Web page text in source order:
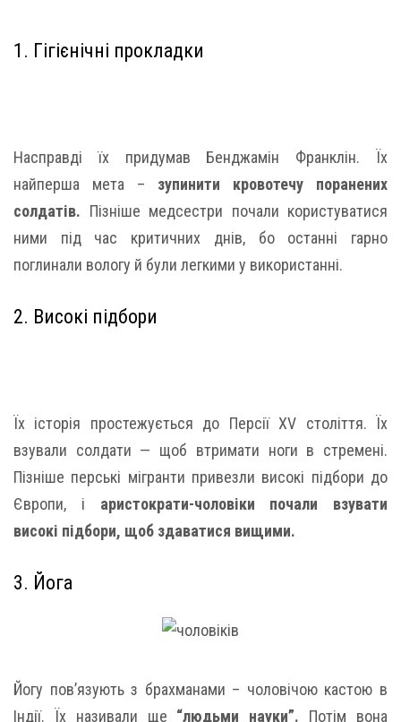
1. Гігієнічні прокладки
Насправді їх придумав Бенджамін Франклін. Їх
найперша мета – зупинити кровотечу поранених
солдатів. Пізніше медсестри почали користуватися
ними під час критичних днів, бо останні гарно
поглинали вологу й були легкими у використанні.
2. Високі підбори
Їх історія простежується до Персії XV століття. Їх
взували солдати — щоб втримати ноги в стремені.
Пізніше перські мігранти привезли високі підбори до
Європи, і аристократи-чоловіки почали взувати
високі підбори, щоб здаватися вищими.
3. Йога
Йогу пов’язують з брахманами – чоловічою кастою в
Індії. Їх називали ще “людьми науки”. Потім вона